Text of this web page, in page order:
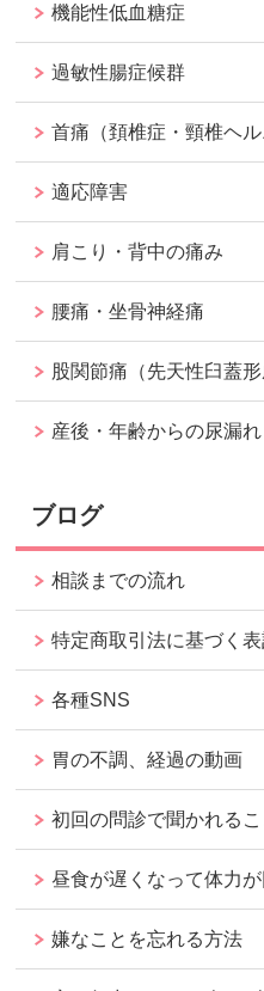
機能性低血糖症
過敏性腸症候群
首痛（頚椎症・頸椎ヘル
適応障害
肩こり・背中の痛み
腰痛・坐骨神経痛
股関節痛（先天性臼蓋形
産後・年齢からの尿漏れ
ブログ
相談までの流れ
特定商取引法に基づく
各種SNS
胃の不調、経過の動画
初回の問診で聞かれるこ
昼食が遅くなって体力
嫌なことを忘れる方法